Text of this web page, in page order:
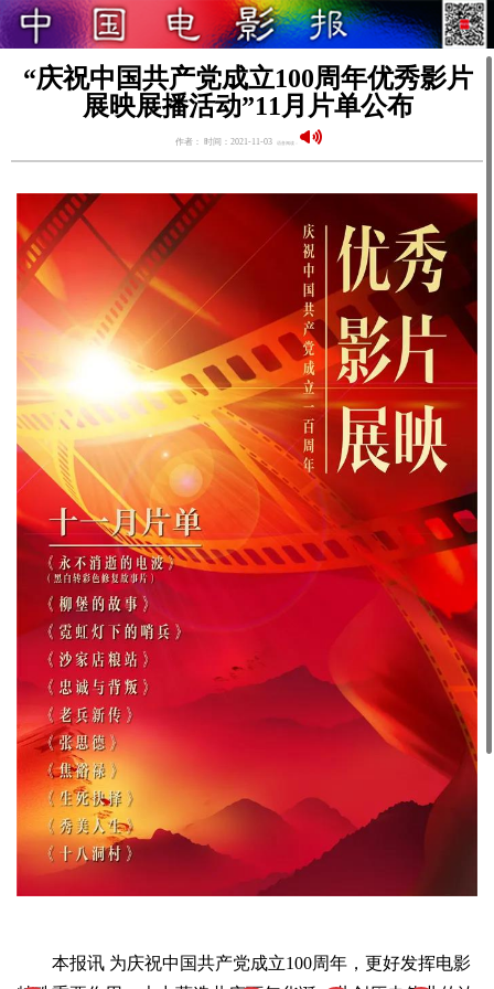
“庆祝中国共产党成立100周年优秀影片
展映展播活动”11月片单公布
作者： 时间：2021-11-03
本报讯 为庆祝中国共产党成立100周年，更好发挥电影